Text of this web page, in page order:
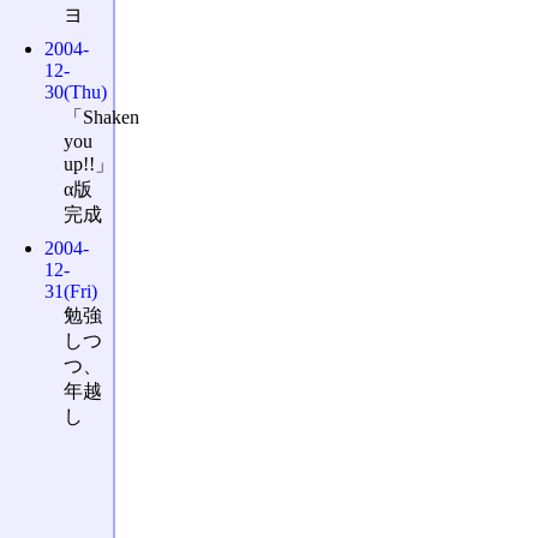
ヨ
2004-
12-
30(Thu)
「Shaken
you
up!!」
α版
完成
2004-
12-
31(Fri)
勉強
しつ
つ、
年越
し